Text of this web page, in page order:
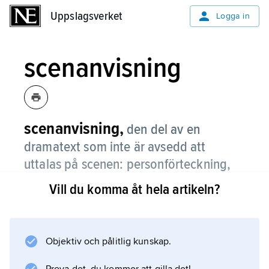
Uppslagsverket Logga in
scenanvisning
scenanvisning, den del av en
dramatext som inte är avsedd att
uttalas på scenen: personförteckning,
beskrivning av scenografi, kostym,
rörelser, upplysningar om
Scenanvisningar är väsentliga för läsningen av
Vill du komma åt hela artikeln?
Objektiv och pålitlig kunskap.